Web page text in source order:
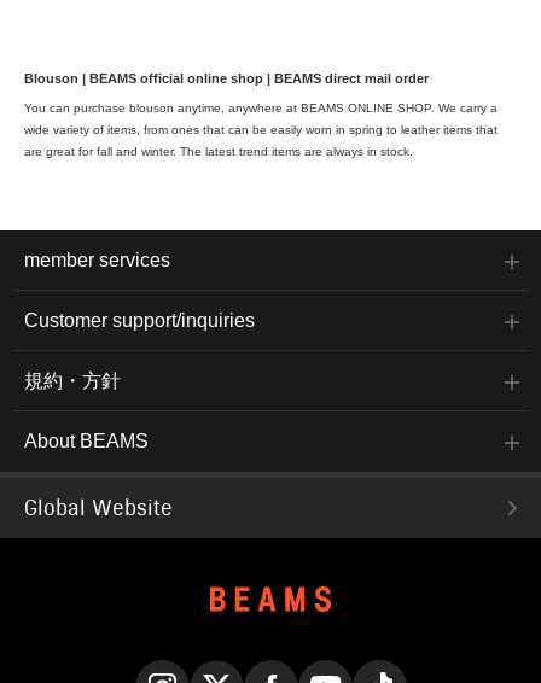
Blouson | BEAMS official online shop | BEAMS direct mail order
You can purchase blouson anytime, anywhere at BEAMS ONLINE SHOP. We carry a
wide variety of items, from ones that can be easily worn in spring to leather items that
are great for fall and winter. The latest trend items are always in stock.
member services
Customer support/inquiries
規約・方針
About BEAMS
Global Website